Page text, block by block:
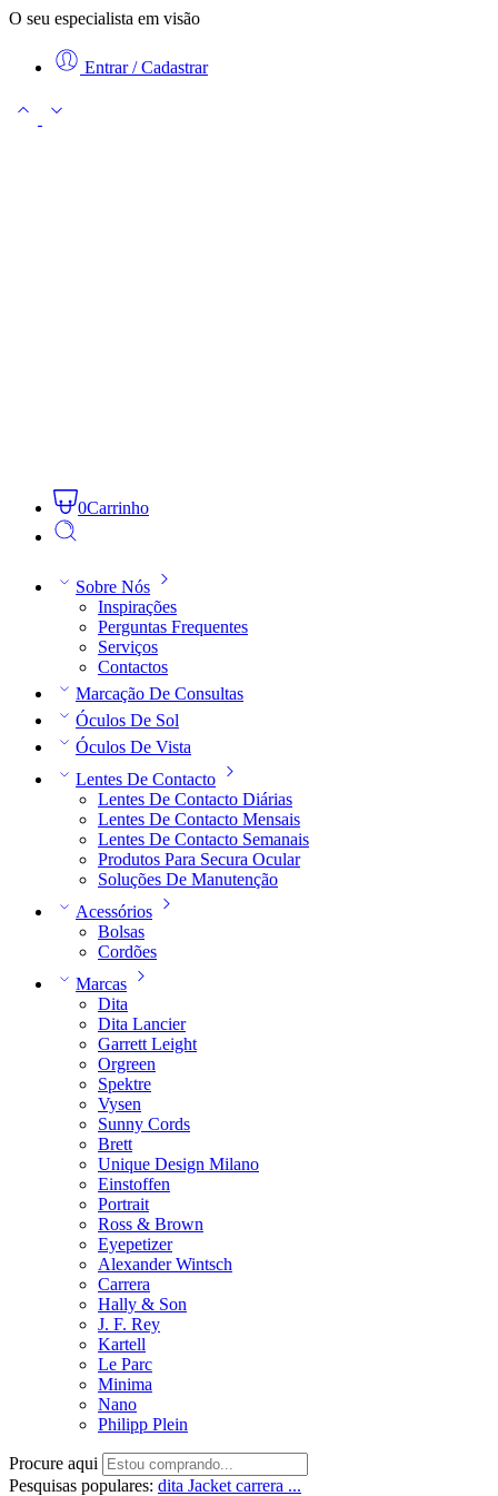
O seu especialista em visão
Entrar / Cadastrar
0Carrinho
Sobre Nós
Inspirações
Perguntas Frequentes
Serviços
Contactos
Marcação De Consultas
Óculos De Sol
Óculos De Vista
Lentes De Contacto
Lentes De Contacto Diárias
Lentes De Contacto Mensais
Lentes De Contacto Semanais
Produtos Para Secura Ocular
Soluções De Manutenção
Acessórios
Bolsas
Cordões
Marcas
Dita
Dita Lancier
Garrett Leight
Orgreen
Spektre
Vysen
Sunny Cords
Brett
Unique Design Milano
Einstoffen
Portrait
Ross & Brown
Eyepetizer
Alexander Wintsch
Carrera
Hally & Son
J. F. Rey
Kartell
Le Parc
Minima
Nano
Philipp Plein
Procure aqui
Pesquisas populares: dita Jacket carrera ...